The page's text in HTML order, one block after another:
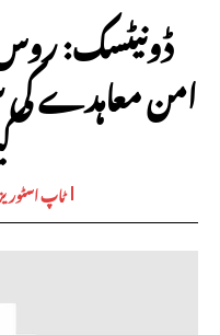
ڈونیٹسک:
امن معاہدے
ٹاپ